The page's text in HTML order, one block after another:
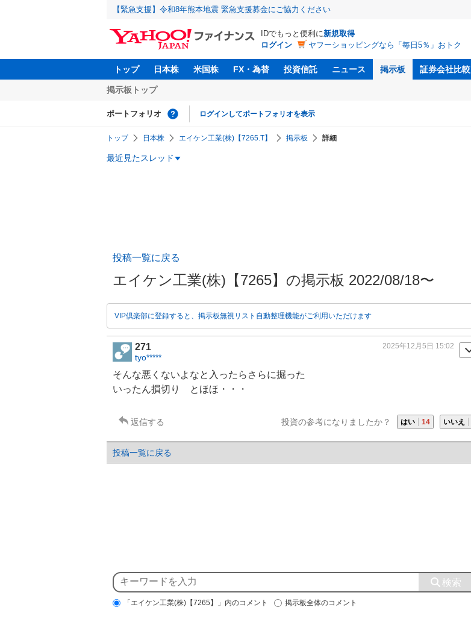
【緊急支援】令和8年熊本地震 緊急支援募金にご協力ください
IDでもっと便利に新規取得
ログイン
ヤフーショッピングなら「毎日5％」おトク
トップ 日本株 米国株 FX・為替 投資信託 ニュース 掲示板 証券会社比較
掲示板トップ
ポートフォリオ ログインしてポートフォリオを表示
トップ 日本株 エイケン工業(株)【7265.T】 掲示板 詳細
最近見たスレッド
投稿一覧に戻る
エイケン工業(株)【7265】の掲示板 2022/08/18〜
VIP倶楽部に登録すると、掲示板無視リスト自動整理機能がご利用いただけます
271
tyo*****
2025年12月5日 15:02
そんな悪くないよなと入ったらさらに掘った
いったん損切り とほほ・・・
返信する 投資の参考になりましたか？ はい 14 いいえ
投稿一覧に戻る
「エイケン工業(株)【7265】」内のコメント 掲示板全体のコメント